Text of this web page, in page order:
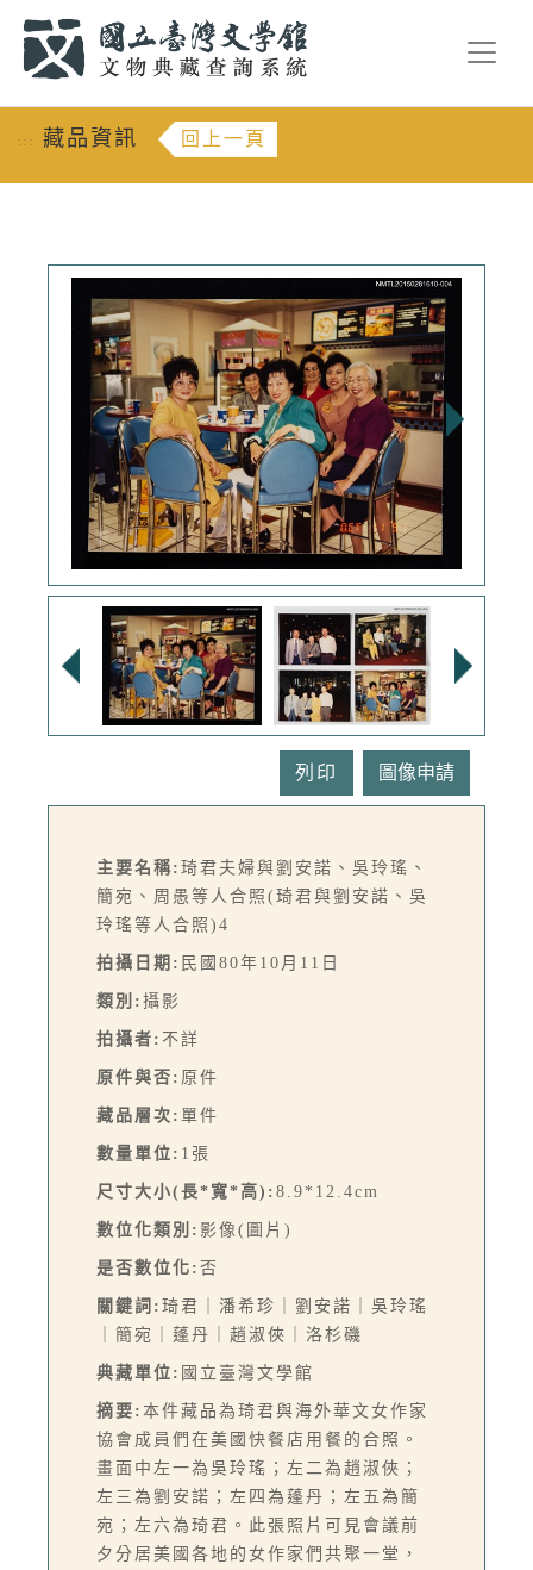
::: 藏品資訊 回上一頁
列印
主要名稱: 琦君夫婦與劉安諾、吳玲瑤、
簡宛、周愚等人合照(琦君與劉安諾、吳
玲瑤等人合照)4
拍攝日期: 民國80年10月11日
類別: 攝影
拍攝者: 不詳
原件與否: 原件
藏品層次: 單件
數量單位: 1張
尺寸大小(長*寬*高): 8.9*12.4cm
數位化類別: 影像(圖片)
是否數位化: 否
關鍵詞: 琦君｜潘希珍｜劉安諾｜吳玲瑤
｜簡宛｜蓬丹｜趙淑俠｜洛杉磯
典藏單位: 國立臺灣文學館
摘要: 本件藏品為琦君與海外華文女作家
協會成員們在美國快餐店用餐的合照。
畫面中左一為吳玲瑤；左二為趙淑俠；
左三為劉安諾；左四為蓬丹；左五為簡
宛；左六為琦君。此張照片可見會議前
夕分居美國各地的女作家們共聚一堂，